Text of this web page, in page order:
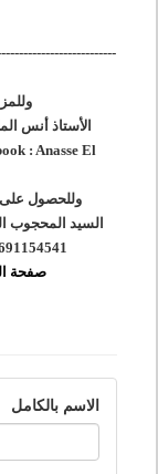
الأستاذ أنس
: Anasse El
وللحصول
0691154541 ــــ السيدة إيمان فارسي :
صفحة
الاسم بالكامل